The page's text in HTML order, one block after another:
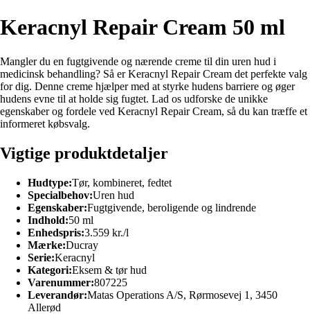
Keracnyl Repair Cream 50 ml
Mangler du en fugtgivende og nærende creme til din uren hud i
medicinsk behandling? Så er Keracnyl Repair Cream det perfekte valg
for dig. Denne creme hjælper med at styrke hudens barriere og øger
hudens evne til at holde sig fugtet. Lad os udforske de unikke
egenskaber og fordele ved Keracnyl Repair Cream, så du kan træffe et
informeret købsvalg.
Vigtige produktdetaljer
Hudtype:Tør, kombineret, fedtet
Specialbehov:Uren hud
Egenskaber:Fugtgivende, beroligende og lindrende
Indhold:50 ml
Enhedspris:3.559 kr./l
Mærke:Ducray
Serie:Keracnyl
Kategori:Eksem & tør hud
Varenummer:807225
Leverandør:Matas Operations A/S, Rørmosevej 1, 3450
Allerød